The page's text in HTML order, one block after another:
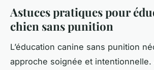
Astuces pratiques pour
chien sans punition
L’éducation canine sans punition
approche soignée et intentionnelle.